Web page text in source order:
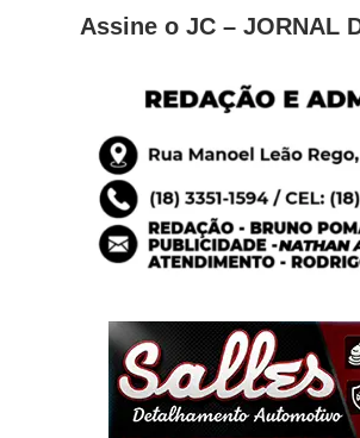
Assine o JC – JORNAL